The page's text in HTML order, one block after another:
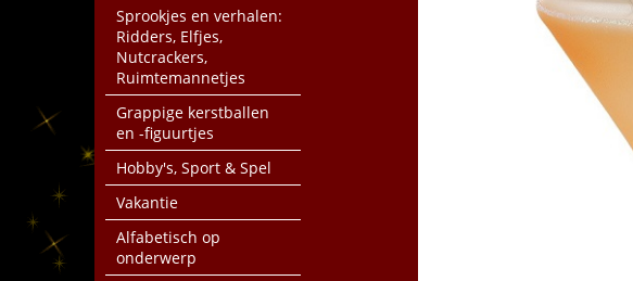
Sprookjes en verhalen:
Ridders, Elfjes,
Nutcrackers,
Ruimtemannetjes
Grappige kerstballen
en -figuurtjes
Hobby's, Sport & Spel
Vakantie
Alfabetisch op
onderwerp